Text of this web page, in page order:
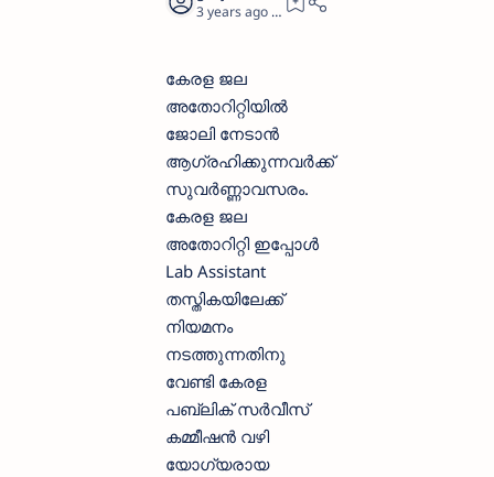
3 years ago 3
കേരള ജല
അതോറിറ്റിയില്‍
ജോലി നേടാന്‍
ആഗ്രഹിക്കുന്നവര്‍ക്ക്
സുവര്‍ണ്ണാവസരം.
കേരള ജല
അതോറിറ്റി ഇപ്പോള്‍
Lab Assistant
തസ്തികയിലേക്ക്
നിയമനം
നടത്തുന്നതിനു
വേണ്ടി കേരള
പബ്ലിക് സര്‍വീസ്
കമ്മീഷന്‍ വഴി
യോഗ്യരായ